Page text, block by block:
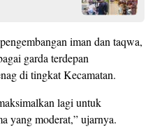
iman dan taqwa,
garda terdepan
di tingkat Kecamatan.
lagi untuk
yang moderat,” ujarnya.